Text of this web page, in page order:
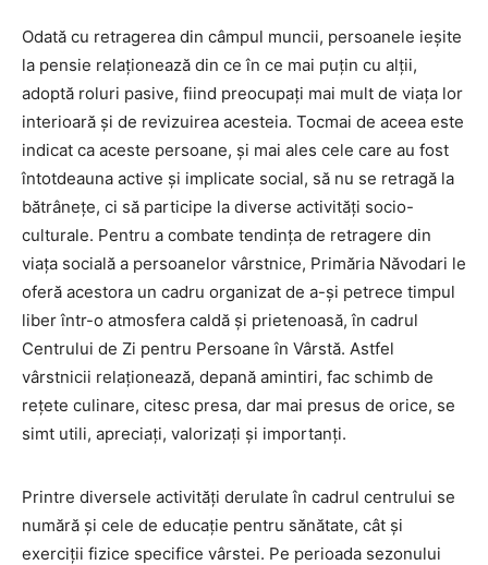
Odată cu retragerea din câmpul muncii, persoanele ieșite
la pensie relaționează din ce în ce mai puțin cu alții,
adoptă roluri pasive, fiind preocupați mai mult de viața lor
interioară și de revizuirea acesteia. Tocmai de aceea este
indicat ca aceste persoane, și mai ales cele care au fost
întotdeauna active și implicate social, să nu se retragă la
bătrânețe, ci să participe la diverse activități socio-
culturale. Pentru a combate tendința de retragere din
viața socială a persoanelor vârstnice, Primăria Năvodari le
oferă acestora un cadru organizat de a-și petrece timpul
liber într-o atmosfera caldă și prietenoasă, în cadrul
Centrului de Zi pentru Persoane în Vârstă. Astfel
vârstnicii relaționează, depană amintiri, fac schimb de
rețete culinare, citesc presa, dar mai presus de orice, se
simt utili, apreciați, valorizați și importanți.
Printre diversele activități derulate în cadrul centrului se
numără și cele de educație pentru sănătate, cât și
exerciții fizice specifice vârstei. Pe perioada sezonului